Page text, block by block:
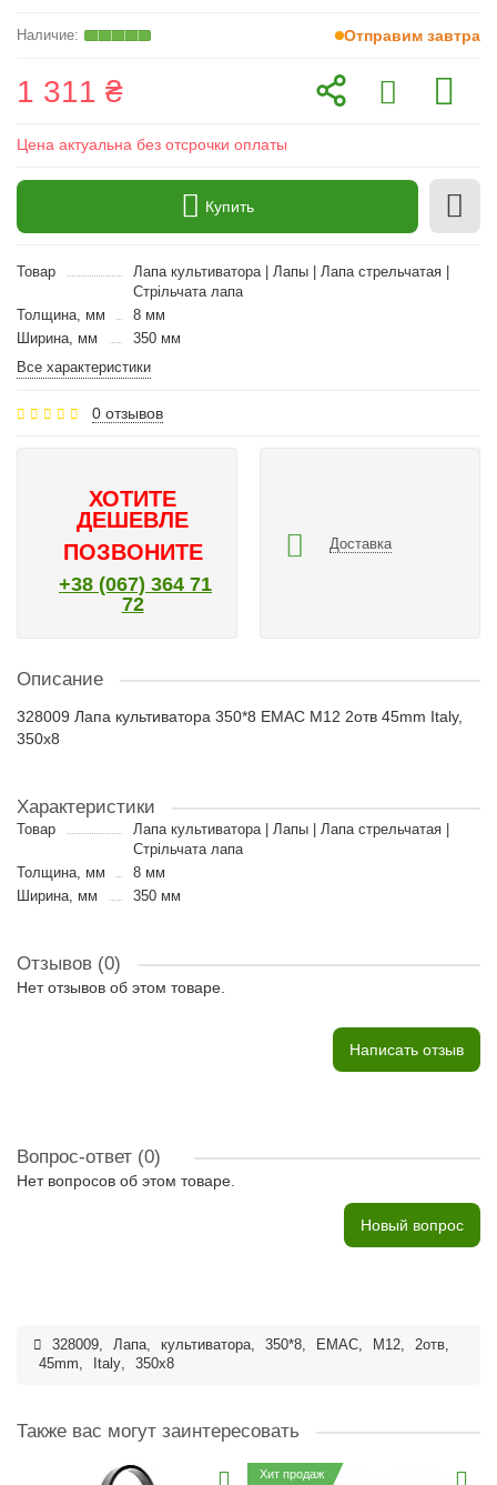
Отправим завтра
1 311 ₴
Цена актуальна без отсрочки оплаты
Купить
Товар
Лапа культиватора | Лапы | Лапа стрельчатая |
Стрільчата лапа
Толщина, мм
8 мм
Ширина, мм
350 мм
Все характеристики
0 отзывов
ХОТИТЕ
ДЕШЕВЛЕ
ПОЗВОНИТЕ
+38 (067) 364 71
72
Доставка
Описание
328009 Лапа культиватора 350*8 EMAC M12 2отв 45mm Italy,
350x8
Характеристики
Товар
Лапа культиватора | Лапы | Лапа стрельчатая |
Стрільчата лапа
Толщина, мм
8 мм
Ширина, мм
350 мм
Отзывов (0)
Нет отзывов об этом товаре.
Написать отзыв
Вопрос-ответ (0)
Нет вопросов об этом товаре.
Новый вопрос
328009, Лапа, культиватора, 350*8, EMAC, M12, 2отв,
45mm, Italy, 350x8
Также вас могут заинтересовать
Хит продаж